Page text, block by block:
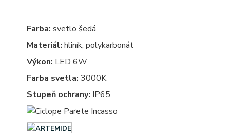
Farba: svetlo šedá
Materiál: hliník, polykarbonát
Výkon: LED 6W
Farba svetla: 3000K
Stupeň ochrany: IP65